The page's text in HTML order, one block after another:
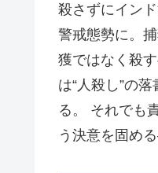
殺さずにイン
警戒態勢に。
獲ではなく殺
は“人殺し”の
る。 それでも
う決意を固め